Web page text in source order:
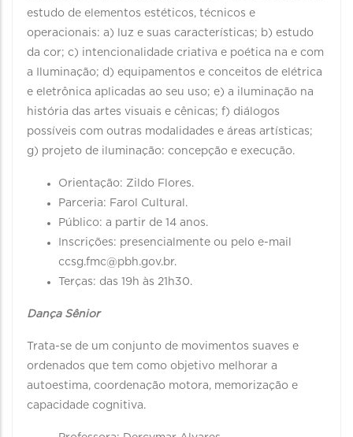
estudo de elementos estéticos, técnicos e
operacionais: a) luz e suas características; b) estudo
da cor; c) intencionalidade criativa e poética na e com
a Iluminação; d) equipamentos e conceitos de elétrica
e eletrônica aplicadas ao seu uso; e) a iluminação na
história das artes visuais e cênicas; f) diálogos
possíveis com outras modalidades e áreas artísticas;
g) projeto de iluminação: concepção e execução.
Orientação: Zildo Flores.
Parceria: Farol Cultural.
Público: a partir de 14 anos.
Inscrições: presencialmente ou pelo e-mail
ccsg.fmc@pbh.gov.br.
Terças: das 19h às 21h30.
Dança Sênior
Trata-se de um conjunto de movimentos suaves e
ordenados que tem como objetivo melhorar a
autoestima, coordenação motora, memorização e
capacidade cognitiva.